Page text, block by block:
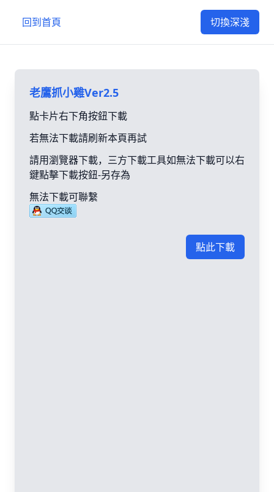
回到首頁 切換深淺
老鷹抓小雞Ver2.5
點卡片右下角按鈕下載
若無法下載請刷新本頁再試
請用瀏覽器下載，三方下載工具如無法下載可以右
鍵點擊下載按鈕-另存為
無法下載可聯繫
點此下載